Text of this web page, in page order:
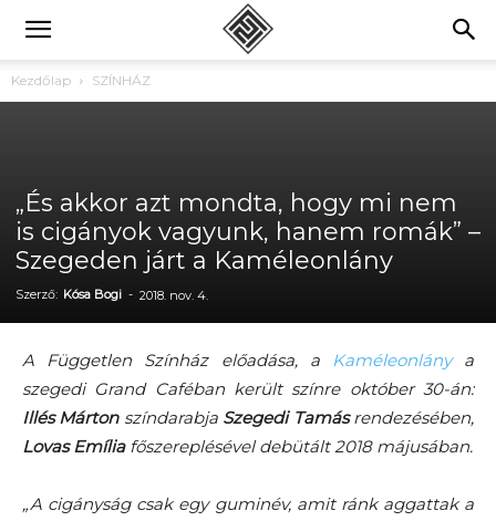
Kezdőlap SZÍNHÁZ
„És akkor azt mondta, hogy mi nem
is cigányok vagyunk, hanem romák” –
Szegeden járt a Kaméleonlány
Szerző: Kósa Bogi - 2018. nov. 4.
A Független Színház előadása, a Kaméleonlánya
szegedi Grand Caféban került színre október 30-án:
Illés Mártonszíndarabja Szegedi Tamásrendezésében,
Lovas Emíliafőszereplésével debütált 2018 májusában.
„A cigányság csak egy guminév, amit ránk aggattak a